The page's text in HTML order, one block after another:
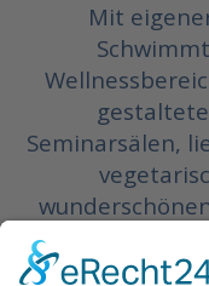
Mit
Seminarsälen,
Zimmern, alle
und